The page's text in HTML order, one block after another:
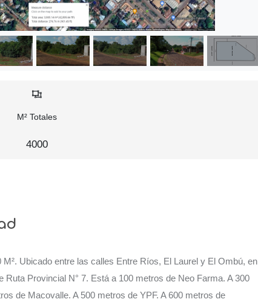
M² Totales
4000
Ubicado entre las calles Entre Ríos, El Laurel y El Ombú, en
Provincial N° 7. Está a 100 metros de Neo Farma. A 300
de Macovalle. A 500 metros de YPF. A 600 metros de